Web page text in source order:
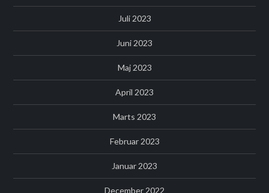
Juli 2023
Juni 2023
Maj 2023
April 2023
Marts 2023
Februar 2023
Januar 2023
December 2022